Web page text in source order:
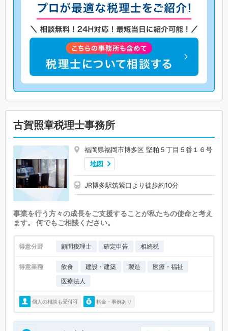
古賀照章税理士事務所
福岡県福岡市博多区 堅粕５丁目５番１６号
地図
JR博多駅筑紫口より徒歩約10分
事業を行う方々の成長をご支援することが私たちの使命と考え
ます。 何でもご相談ください。
得意分野 顧問税理士 確定申告 相続税
得意業種 飲食 建設・建築 製造
医療・福祉
医療法人
個人の相談も受付可 料金・事例あり